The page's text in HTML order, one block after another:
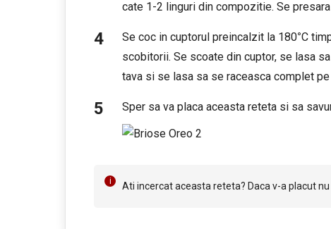
cate 1-2 linguri din compozitie. Se
Se coc in cuptorul preincalzit la 180°C
scobitorii. Se scoate din cuptor, se lasa
tava si se lasa sa se raceasca complet pe
Sper sa va placa aceasta reteta si sa
Ati incercat aceasta reteta? Daca v-a placut